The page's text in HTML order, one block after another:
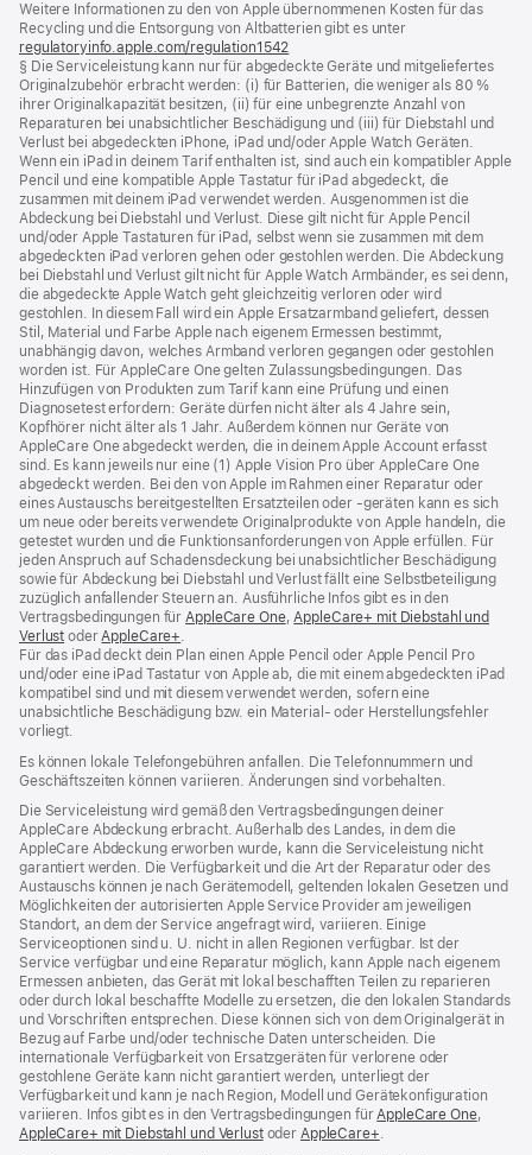
Weitere Informationen zu den von Apple übernommenen Kosten für das
Recycling und die Entsorgung von Altbatterien gibt es unter
regulatoryinfo.apple.com/regulation1542
ein
neues
Fenster)
§ Die Serviceleistung kann nur für abgedeckte Geräte und mitgeliefertes
Originalzubehör erbracht werden: (i) für Batterien, die weniger als 80 %
ihrer Originalkapazität besitzen, (ii) für eine unbegrenzte Anzahl von
Reparaturen bei unabsichtlicher Beschädigung und (iii) für Diebstahl und
Verlust bei abgedeckten iPhone, iPad und/oder Apple Watch Geräten.
Wenn ein iPad in deinem Tarif enthalten ist, sind auch ein kompatibler Apple
Pencil und eine kompatible Apple Tastatur für iPad abgedeckt, die
zusammen mit deinem iPad verwendet werden. Ausgenommen ist die
Abdeckung bei Diebstahl und Verlust. Diese gilt nicht für Apple Pencil
und/oder Apple Tastaturen für iPad, selbst wenn sie zusammen mit dem
abgedeckten iPad verloren gehen oder gestohlen werden. Die Abdeckung
bei Diebstahl und Verlust gilt nicht für Apple Watch Armbänder, es sei denn,
die abgedeckte Apple Watch geht gleichzeitig verloren oder wird
gestohlen. In diesem Fall wird ein Apple Ersatzarmband geliefert, dessen
Stil, Material und Farbe Apple nach eigenem Ermessen bestimmt,
unabhängig davon, welches Armband verloren gegangen oder gestohlen
worden ist. Für AppleCare One gelten Zulassungsbedingungen. Das
Hinzufügen von Produkten zum Tarif kann eine Prüfung und einen
Diagnosetest erfordern: Geräte dürfen nicht älter als 4 Jahre sein,
Kopfhörer nicht älter als 1 Jahr. Außerdem können nur Geräte von
AppleCare One abgedeckt werden, die in deinem Apple Account erfasst
sind. Es kann jeweils nur eine (1) Apple Vision Pro über AppleCare One
abgedeckt werden. Bei den von Apple im Rahmen einer Reparatur oder
eines Austauschs bereitgestellten Ersatzteilen oder ‑geräten kann es sich
um neue oder bereits verwendete Originalprodukte von Apple handeln, die
getestet wurden und die Funktions­anforderungen von Apple erfüllen. Für
jeden Anspruch auf Schadensdeckung bei unabsichtlicher Beschädigung
sowie für Abdeckung bei Diebstahl und Verlust fällt eine Selbstbeteiligung
zuzüglich anfallender Steuern an. Ausführliche Infos gibt es in den
Vertragsbedingungen fürAppleCare One(Öffnet
neues
Fenster)
,AppleCare+ mit Diebstahl und
Verlust (Öffnet
ein
neues
Fenster)
oderAppleCare+(Öffnet
ein
neues
Fenster)
.
Für das iPad deckt dein Plan einen Apple Pencil oder Apple Pencil Pro
und/oder eine iPad Tastatur von Apple ab, die mit einem abgedeckten iPad
kompatibel sind und mit diesem verwendet werden, sofern eine
unabsichtliche Beschädigung bzw. ein Material‑ oder Herstellungsfehler
vorliegt.
Es können lokale Telefongebühren anfallen. Die Telefonnummern und
Geschäftszeiten können variieren. Änderungen sind vorbehalten.
Die Serviceleistung wird gemäß den Vertragsbedingungen deiner
AppleCare Abdeckung erbracht. Außerhalb des Landes, in dem die
AppleCare Abdeckung erworben wurde, kann die Serviceleistung nicht
garantiert werden. Die Verfügbarkeit und die Art der Reparatur oder des
Austauschs können je nach Gerätemodell, geltenden lokalen Gesetzen und
Möglichkeiten der autorisierten Apple Service Provider am jeweiligen
Standort, an dem der Service angefragt wird, variieren. Einige
Serviceoptionen sind u. U. nicht in allen Regionen verfügbar. Ist der
Service verfügbar und eine Reparatur möglich, kann Apple nach eigenem
Ermessen anbieten, das Gerät mit lokal beschafften Teilen zu reparieren
oder durch lokal beschaffte Modelle zu ersetzen, die den lokalen Standards
und Vorschriften entsprechen. Diese können sich von dem Originalgerät in
Bezug auf Farbe und/oder technische Daten unterscheiden. Die
internationale Verfügbarkeit von Ersatzgeräten für verlorene oder
gestohlene Geräte kann nicht garantiert werden, unterliegt der
Verfügbarkeit und kann je nach Region, Modell und Gerätekonfiguration
variieren. Infos gibt es in den Vertragsbedingungen fürAppleCare One(Öffnet
,
AppleCare+ mit Diebstahl und Verlust(Öffnet
oder AppleCare+(Öffnet
.